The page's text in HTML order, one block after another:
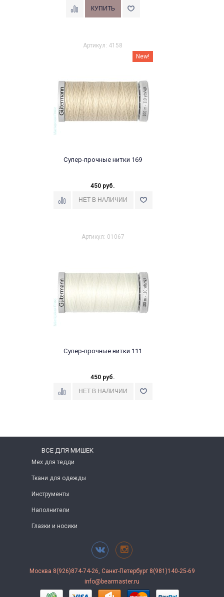
Артикул: 4158
New!
Супер-прочные нитки 169
450 руб.
Артикул: 01067
Супер-прочные нитки 111
450 руб.
ВСЕ ДЛЯ МИШЕК
Мех для тедди
Ткани для одежды
Инструменты
Наполнители
Глазки и носики
Москва 8(926)874-74-26, Санкт-Петербург 8(981)140-25-69
info@bearmaster.ru